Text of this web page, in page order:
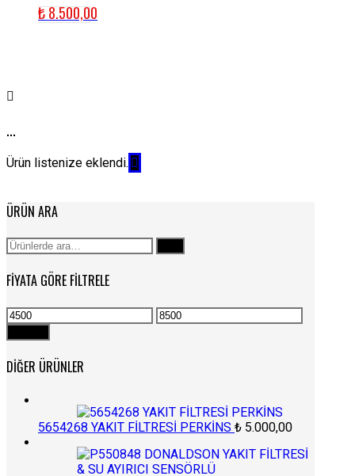
₺8.500,00
...
Ürün listenize eklendi.
ÜRÜN ARA
Ara:
FIYATA GÖRE FILTRELE
En
düşük
fiyat
En
yüksek
DIĞER ÜRÜNLER
5654268 YAKIT FİLTRESİ PERKİNS ₺ 5.000,00